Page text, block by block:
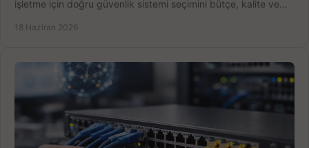
işletme için doğru güvenlik sistemi seçimini bütçe, kalite ve
18 Haziran 2026